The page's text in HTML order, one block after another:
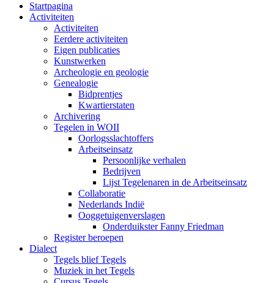
Startpagina
Activiteiten
Activiteiten
Eerdere activiteiten
Eigen publicaties
Kunstwerken
Archeologie en geologie
Genealogie
Bidprentjes
Kwartierstaten
Archivering
Tegelen in WOII
Oorlogsslachtoffers
Arbeitseinsatz
Persoonlijke verhalen
Bedrijven
Lijst Tegelenaren in de Arbeitseinsatz
Collaboratie
Nederlands Indië
Ooggetuigenverslagen
Onderduikster Fanny Friedman
Register beroepen
Dialect
Tegels blief Tegels
Muziek in het Tegels